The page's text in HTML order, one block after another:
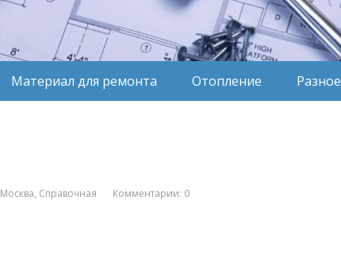
Материал для ремонта Отопление Разное
Москва, Справочная Комментарии: 0